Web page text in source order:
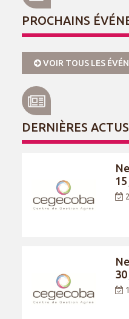
PROCHAINS
VOIR TOUS LES
DERNIÈRES ACTUS